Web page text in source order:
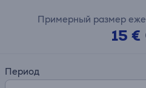
Примерный размер
15 €
Период